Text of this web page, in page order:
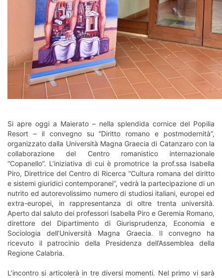
Si apre oggi a Maierato – nella splendida cornice del Popilia
Resort – il convegno su “Diritto romano e postmodernità”,
organizzato dalla Università Magna Graecia di Catanzaro con la
collaborazione del Centro romanistico internazionale
“Copanello”. L’iniziativa di cui è promotrice la prof.ssa Isabella
Piro, Direttrice del Centro di Ricerca “Cultura romana del diritto
e sistemi giuridici contemporanei”, vedrà la partecipazione di un
nutrito ed autorevolissimo numero di studiosi italiani, europei ed
extra-europei, in rappresentanza di oltre trenta università.
Aperto dal saluto dei professori Isabella Piro e Geremia Romano,
direttore del Dipartimento di Giurisprudenza, Economia e
Sociologia dell’Università Magna Graecia. Il convegno ha
ricevuto il patrocinio della Presidenza dell’Assemblea della
Regione Calabria.
L’incontro si articolerà in tre diversi momenti. Nel primo vi sarà